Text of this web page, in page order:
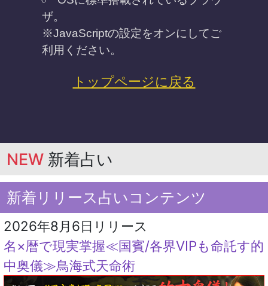
お問い合わせ
(C) Telsys Network CO.,LTD.